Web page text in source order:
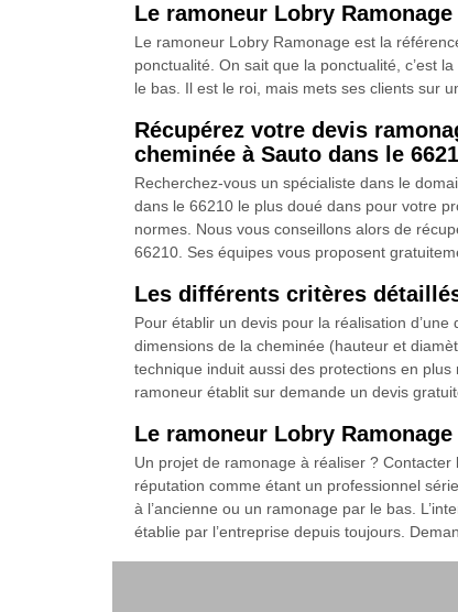
Le ramoneur Lobry
Le ramoneur Lobry Ramonage est la
ponctualité. On sait que la ponctualité, c’est
le bas. Il est le roi, mais mets ses clients sur
Récupérez votre devis
cheminée à Sauto dans le
Recherchez-vous un spécialiste dans le
dans le 66210 le plus doué dans pour votre
normes. Nous vous conseillons alors de
66210. Ses équipes vous proposent
Les différents critères
Pour établir un devis pour la réalisation
dimensions de la cheminée (hauteur et
technique induit aussi des protections en
ramoneur établit sur demande un devis
Le ramoneur Lobry
Un projet de ramonage à réaliser ?
réputation comme étant un professionnel
à l’ancienne ou un ramonage par le bas.
établie par l’entreprise depuis toujours.